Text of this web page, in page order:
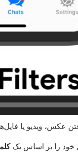
عکس، ویدیو یا
خود را بر اساس یک